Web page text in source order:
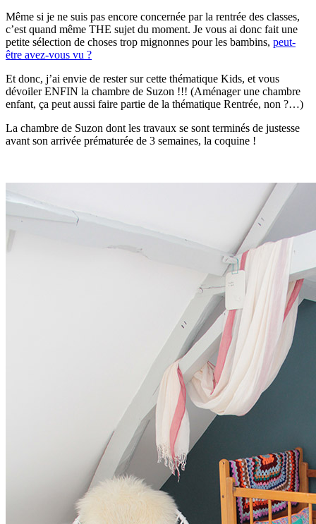
Même si je ne suis pas encore concernée par la rentrée des classes,
c’est quand même THE sujet du moment. Je vous ai donc fait une
petite sélection de choses trop mignonnes pour les bambins, peut-
être avez-vous vu ?
Et donc, j’ai envie de rester sur cette thématique Kids, et vous
dévoiler ENFIN la chambre de Suzon !!! (Aménager une chambre
enfant, ça peut aussi faire partie de la thématique Rentrée, non ?…)
La chambre de Suzon dont les travaux se sont terminés de justesse
avant son arrivée prématurée de 3 semaines, la coquine !